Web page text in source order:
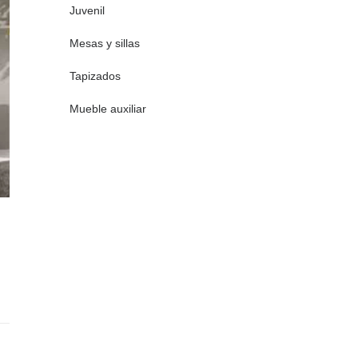
Juvenil
Mesas y sillas
Tapizados
Mueble auxiliar